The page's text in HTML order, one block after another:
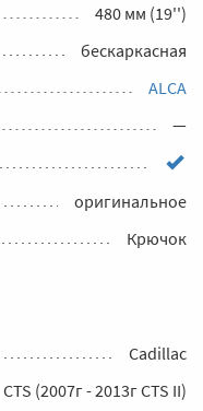
480 мм (19'')
бескаркасная
ALCA
—
оригинальное
Крючок
Cadillac
CTS (2007г - 2013г CTS II)